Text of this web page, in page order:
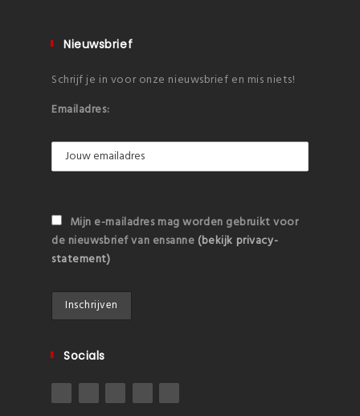
Nieuwsbrief
Schrijf je in voor onze nieuwsbrief en mis niets!
Emailadres:
Mijn e-mailadres mag worden gebruikt voor
de nieuwsbrief van ensanne (bekijk privacy-
statement)
Socials